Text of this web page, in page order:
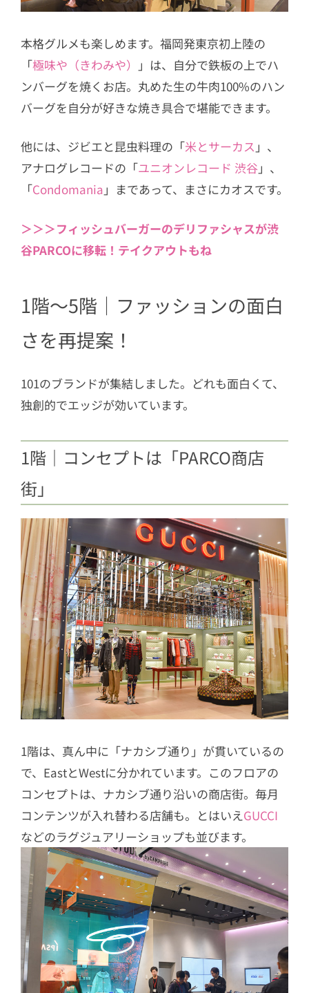
本格グルメも楽しめます。福岡発東京初上陸の
「極味や（きわみや） 」は、自分で鉄板の上でハ
ンバーグを焼くお店。丸めた生の牛肉100%のハン
バーグを自分が好きな焼き具合で堪能できます。
他には、ジビエと昆虫料理の「米とサーカス 」、
アナログレコードの「ユニオンレコード 渋谷」、
「Condomania 」まであって、まさにカオスです。
＞＞＞フィッシュバーガーのデリファシャスが渋
谷PARCOに移転！テイクアウトもね
1階～5階｜ファッションの面白
さを再提案！
101のブランドが集結しました。どれも面白くて、
独創的でエッジが効いています。
1階｜コンセプトは「PARCO商店
街」
1階は、真ん中に「ナカシブ通り」が貫いているの
で、EastとWestに分かれています。このフロアの
コンセプトは、ナカシブ通り沿いの商店街。毎月
コンテンツが入れ替わる店舗も。とはいえ GUCCI
などのラグジュアリーショップも並びます。